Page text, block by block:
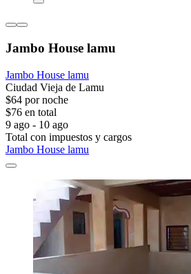
Jambo House lamu
Jambo House lamu
Ciudad Vieja de Lamu
$64 por noche
$76 en total
9 ago - 10 ago
Total con impuestos y cargos
Jambo House lamu